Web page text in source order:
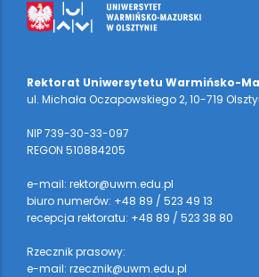
Rektorat Uniwersytetu Warmińsko-
ul. Michała Oczapowskiego 2, 10-719
NIP 739-30-33-097
REGON 510884205
e-mail: rektor@uwm.edu.pl
biuro numerów: +48 89 / 523 49 13
recepcja rektoratu: +48 89 / 523 38 80
Rzecznik prasowy:
e-mail: rzecznik@uwm.edu.pl